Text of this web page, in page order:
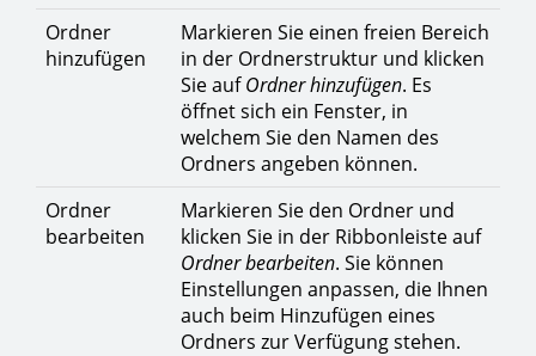
Ordner
hinzufügen
Markieren Sie einen freien Bereich
in der Ordnerstruktur und klicken
Sie aufOrdner hinzufügen. Es
öffnet sich ein Fenster, in
welchem Sie den Namen des
Ordners angeben können.
Ordner
bearbeiten
Markieren Sie den Ordner und
klicken Sie in der Ribbonleiste auf
Ordner bearbeiten. Sie können
Einstellungen anpassen, die Ihnen
auch beim Hinzufügen eines
Ordners zur Verfügung stehen.